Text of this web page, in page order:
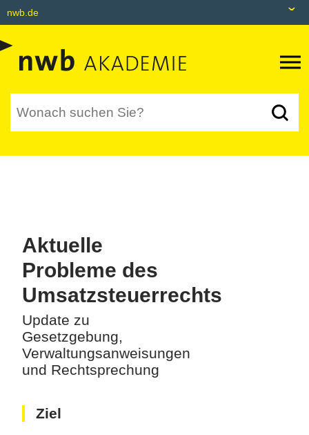
nwb.de
Datenbank
Akademie
Aktuelle
Probleme des
Umsatzsteuerrechts
Update zu
Gesetzgebung,
Verwaltungsanweisungen
und Rechtsprechung
Ziel